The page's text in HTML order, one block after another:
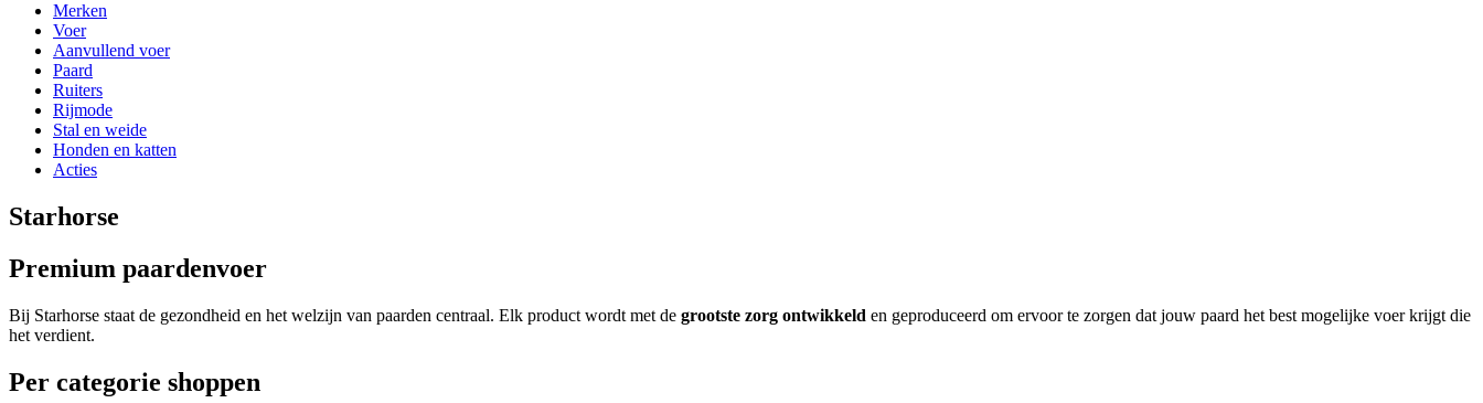
Merken
Voer
Aanvullend voer
Paard
Ruiters
Rijmode
Stal en weide
Honden en katten
Acties
Starhorse
Premium paardenvoer
Bij Starhorse staat de gezondheid en het welzijn van paarden centraal. Elk product wordt met de grootste zorg ontwikkeld en geproduceerd om ervoor te zorgen dat jouw paard het best mogelijke voer krijgt die
het verdient.
Per categorie shoppen